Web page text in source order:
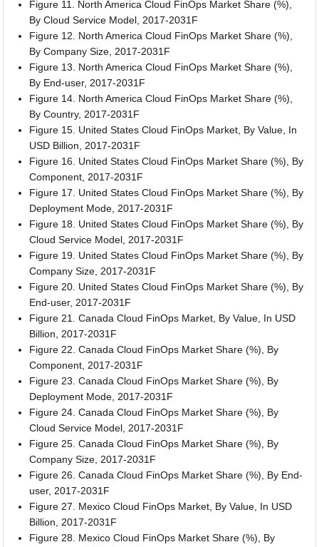
Figure 11. North America Cloud FinOps Market Share (%),
By Cloud Service Model, 2017-2031F
Figure 12. North America Cloud FinOps Market Share (%),
By Company Size, 2017-2031F
Figure 13. North America Cloud FinOps Market Share (%),
By End-user, 2017-2031F
Figure 14. North America Cloud FinOps Market Share (%),
By Country, 2017-2031F
Figure 15. United States Cloud FinOps Market, By Value, In
USD Billion, 2017-2031F
Figure 16. United States Cloud FinOps Market Share (%), By
Component, 2017-2031F
Figure 17. United States Cloud FinOps Market Share (%), By
Deployment Mode, 2017-2031F
Figure 18. United States Cloud FinOps Market Share (%), By
Cloud Service Model, 2017-2031F
Figure 19. United States Cloud FinOps Market Share (%), By
Company Size, 2017-2031F
Figure 20. United States Cloud FinOps Market Share (%), By
End-user, 2017-2031F
Figure 21. Canada Cloud FinOps Market, By Value, In USD
Billion, 2017-2031F
Figure 22. Canada Cloud FinOps Market Share (%), By
Component, 2017-2031F
Figure 23. Canada Cloud FinOps Market Share (%), By
Deployment Mode, 2017-2031F
Figure 24. Canada Cloud FinOps Market Share (%), By
Cloud Service Model, 2017-2031F
Figure 25. Canada Cloud FinOps Market Share (%), By
Company Size, 2017-2031F
Figure 26. Canada Cloud FinOps Market Share (%), By End-
user, 2017-2031F
Figure 27. Mexico Cloud FinOps Market, By Value, In USD
Billion, 2017-2031F
Figure 28. Mexico Cloud FinOps Market Share (%), By